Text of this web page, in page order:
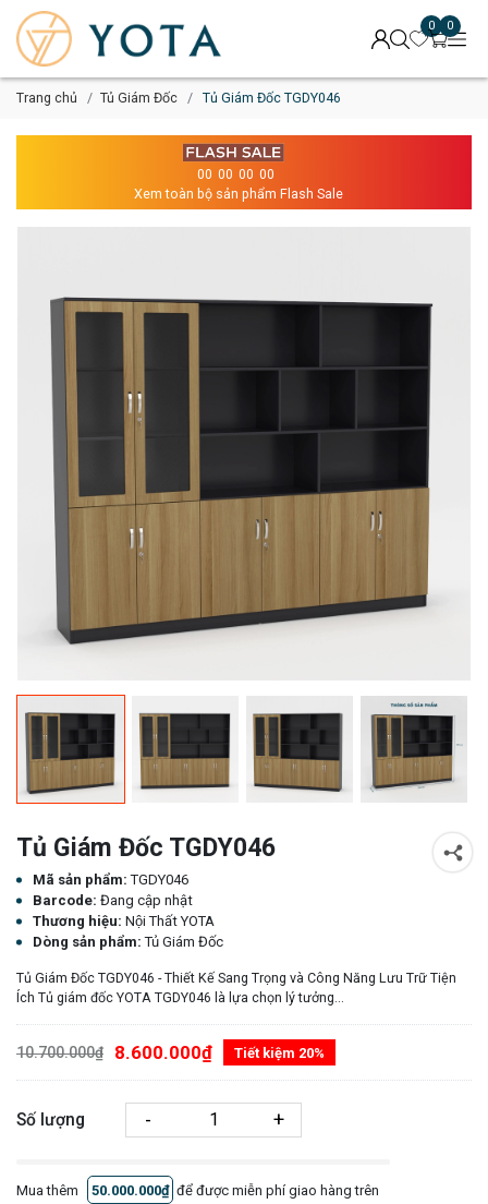
0 0
Trang chủ Tủ Giám Đốc Tủ Giám Đốc TGDY046
00 00 00 00
Xem toàn bộ sản phẩm Flash Sale
Tủ Giám Đốc TGDY046
Mã sản phẩm:TGDY046
Barcode: Đang cập nhật
Thương hiệu: Nội Thất YOTA
Dòng sản phẩm:Tủ Giám Đốc
Tủ Giám Đốc TGDY046 - Thiết Kế Sang Trọng và Công Năng Lưu Trữ Tiện
Ích Tủ giám đốc YOTA TGDY046 là lựa chọn lý tưởng...
10.700.000₫ 8.600.000₫ Tiết kiệm 20%
Số lượng - +
Mua thêm 50.000.000₫ để được miễn phí giao hàng trên